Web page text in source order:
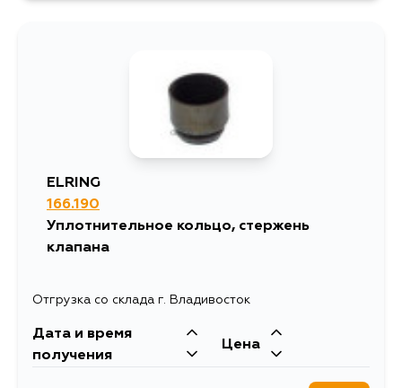
ELRING
166.190
Уплотнительное кольцо, стержень
клапана
Отгрузка со склада г. Владивосток
Дата и время
получения
Цена